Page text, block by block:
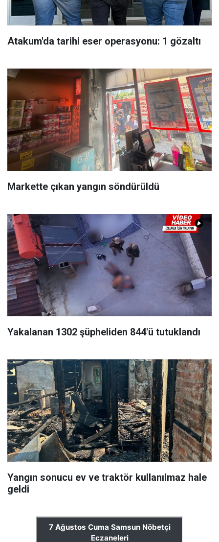
Atakum'da tarihi eser operasyonu: 1 gözaltı
Markette çıkan yangın söndürüldü
Yakalanan 1302 şüpheliden 844'ü tutuklandı
Yangın sonucu ev ve traktör kullanılmaz hale
geldi